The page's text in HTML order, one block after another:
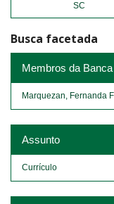
SC
Busca facetada
Membros da Banca
Marquezan, Fernanda
Assunto
Currículo